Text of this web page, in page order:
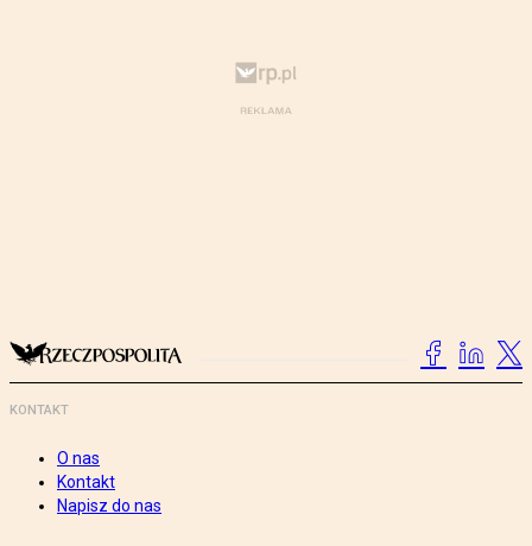
KONTAKT
O nas
Kontakt
Napisz do nas